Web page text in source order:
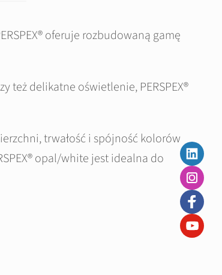
oferuje rozbudowaną gamę
też delikatne oświetlenie, PERSPEX®
trwałość i spójność kolorów
opal/white jest idealna do